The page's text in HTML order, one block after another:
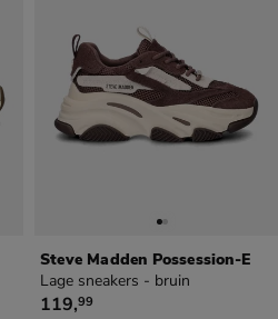
Steve Madden Possession-E
Lage sneakers - bruin
€ 119,99
119,99